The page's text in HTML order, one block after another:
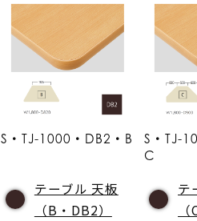
S・TJ-1000・DB2・B
テーブル 天板
（B・DB2）
S・TJ-
C
テ